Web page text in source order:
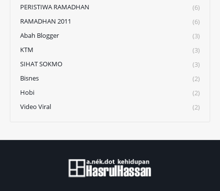
PERISTIWA RAMADHAN
(6)
RAMADHAN 2011
(6)
Abah Blogger
(3)
KTM
(3)
SIHAT SOKMO
(3)
Bisnes
(2)
Hobi
(2)
Video Viral
(2)